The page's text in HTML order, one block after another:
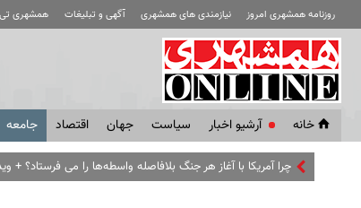
روزنامه همشهری امروز نیازمندی های همشهری آگهی و تبلیغات همشهری
خانه آرشیو اخبار سياست جهان اقتصاد جامعه
چرا آمریکا با آغاز هر جنگ بلافاصله واسطه‌ها را می فرستاد؟ +